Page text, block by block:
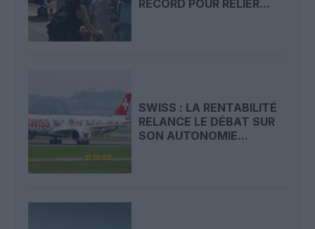
RECORD POUR RELIER...
SWISS : LA RENTABILITÉ
RELANCE LE DÉBAT SUR
SON AUTONOMIE...